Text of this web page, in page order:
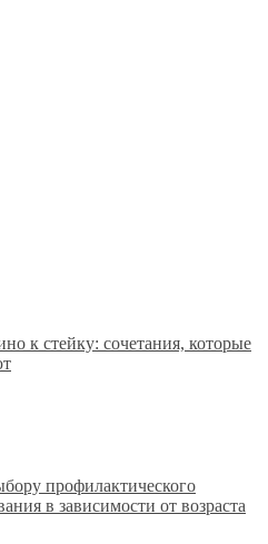
к стейку: сочетания, которые
профилактического
в зависимости от возраста